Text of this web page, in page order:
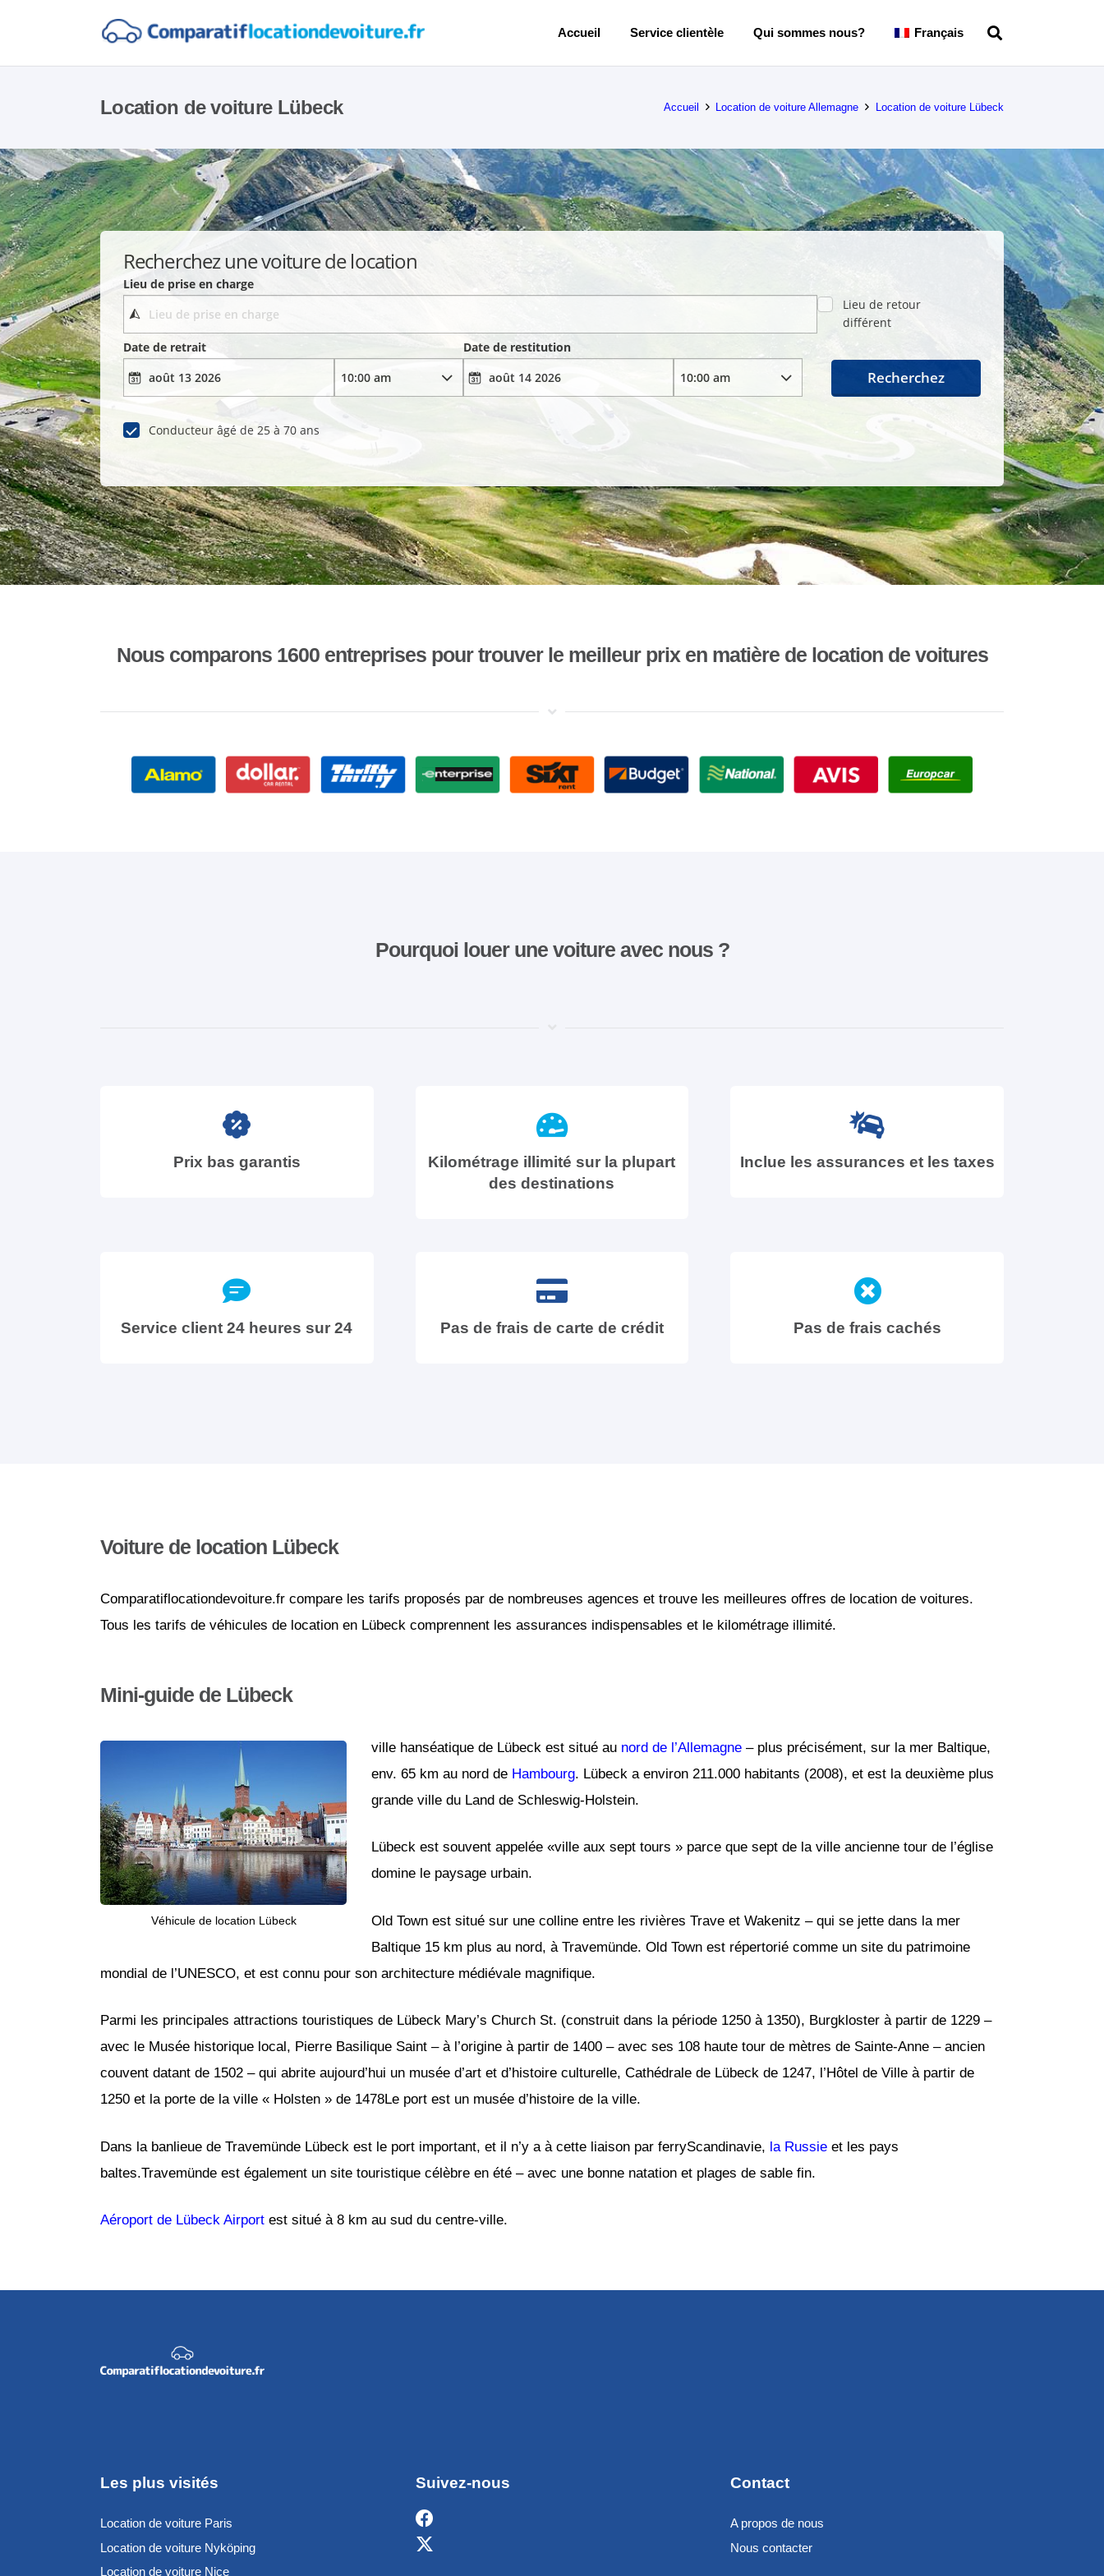
Accueil Service clientèle Qui sommes nous? Français
Location de voiture Lübeck Accueil Location de voiture Allemagne Location de voiture Lübeck
Recherchez une voiture de location
Lieu de prise en charge
Lieu de retour
différent
Date de retrait
Date de restitution
Conducteur âgé de 25 à 70 ans
Recherchez
Nous comparons 1600 entreprises pour trouver le meilleur prix en matière de location de voitures
Pourquoi louer une voiture avec nous ?
Prix bas garantis
Kilométrage illimité sur la plupart
des destinations
Inclue les assurances et les taxes
Service client 24 heures sur 24 Pas de frais de carte de crédit Pas de frais cachés
Voiture de location Lübeck
Comparatiflocationdevoiture.fr compare les tarifs proposés par de nombreuses agences et trouve les meilleures offres de location de voitures.
Tous les tarifs de véhicules de location en Lübeck comprennent les assurances indispensables et le kilométrage illimité.
Mini-guide de Lübeck
Véhicule de location Lübeck
ville hanséatique de Lübeck est situé au nord de l’Allemagne – plus précisément, sur la mer Baltique,
env. 65 km au nord de Hambourg. Lübeck a environ 211.000 habitants (2008), et est la deuxième plus
grande ville du Land de Schleswig-Holstein.
Lübeck est souvent appelée «ville aux sept tours » parce que sept de la ville ancienne tour de l’église
domine le paysage urbain.
Old Town est situé sur une colline entre les rivières Trave et Wakenitz – qui se jette dans la mer
Baltique 15 km plus au nord, à Travemünde. Old Town est répertorié comme un site du patrimoine
mondial de l’UNESCO, et est connu pour son architecture médiévale magnifique.
Parmi les principales attractions touristiques de Lübeck Mary’s Church St. (construit dans la période 1250 à 1350), Burgkloster à partir de 1229 –
avec le Musée historique local, Pierre Basilique Saint – à l’origine à partir de 1400 – avec ses 108 haute tour de mètres de Sainte-Anne – ancien
couvent datant de 1502 – qui abrite aujourd’hui un musée d’art et d’histoire culturelle, Cathédrale de Lübeck de 1247, l’Hôtel de Ville à partir de
1250 et la porte de la ville « Holsten » de 1478Le port est un musée d’histoire de la ville.
Dans la banlieue de Travemünde Lübeck est le port important, et il n’y a à cette liaison par ferryScandinavie, la Russie et les pays
baltes.Travemünde est également un site touristique célèbre en été – avec une bonne natation et plages de sable fin.
Aéroport de Lübeck Airport est situé à 8 km au sud du centre-ville.
Les plus visités
Location de voiture Paris
Location de voiture Nyköping
Location de voiture Nice
Suivez-nous Contact
A propos de nous
Nous contacter